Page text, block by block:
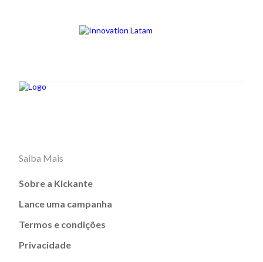
Saiba Mais
Sobre a Kickante
Lance uma campanha
Termos e condições
Privacidade